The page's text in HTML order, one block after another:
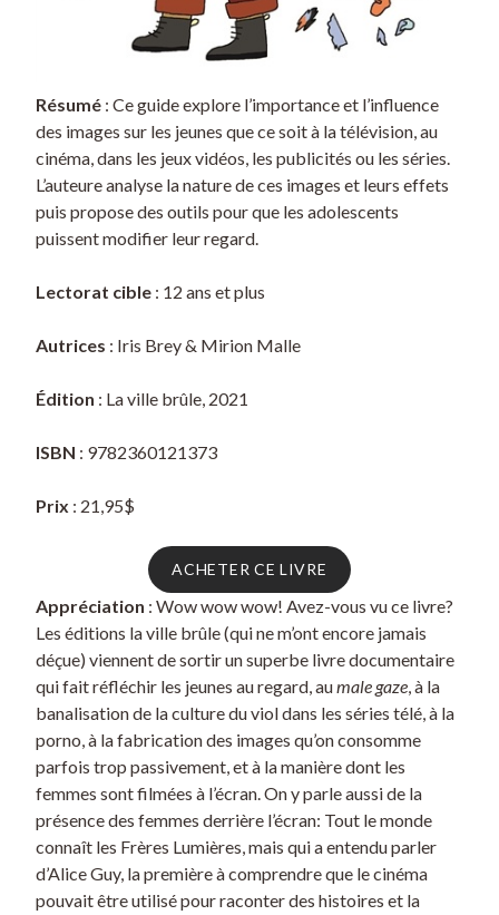
Résumé : Ce guide explore l’importance et l’influence
des images sur les jeunes que ce soit à la télévision, au
cinéma, dans les jeux vidéos, les publicités ou les séries.
L’auteure analyse la nature de ces images et leurs effets
puis propose des outils pour que les adolescents
puissent modifier leur regard.
Lectorat cible : 12 ans et plus
Autrices : Iris Brey & Mirion Malle
Édition : La ville brûle, 2021
ISBN : 9782360121373
Prix : 21,95$
ACHETER CE LIVRE
Appréciation : Wow wow wow! Avez-vous vu ce livre?
Les éditions la ville brûle (qui ne m’ont encore jamais
déçue) viennent de sortir un superbe livre documentaire
qui fait réfléchir les jeunes au regard, aumale gaze, à la
banalisation de la culture du viol dans les séries télé, à la
porno, à la fabrication des images qu’on consomme
parfois trop passivement, et à la manière dont les
femmes sont filmées à l’écran. On y parle aussi de la
présence des femmes derrière l’écran: Tout le monde
connaît les Frères Lumières, mais qui a entendu parler
d’Alice Guy, la première à comprendre que le cinéma
pouvait être utilisé pour raconter des histoires et la